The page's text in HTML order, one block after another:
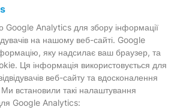
Google Analytics для збору інформації
на нашому веб-сайті. Google
яку надсилає ваш браузер, та
Ця інформація використовується для
веб-сайту та вдосконалення
встановили такі налаштування
Google Analytics: